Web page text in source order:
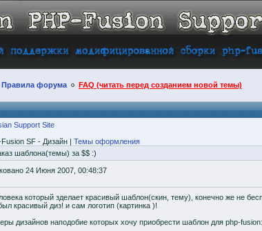
Правила форума FAQ (читать перед созданием новой темы)
Support Site
SF - Дизайн | Темы оформления
шаблона(темы) за $$ :)
24 Июня 2007, 00:48:37
который зделает красивый шаблон(скин, тему), конечно же не
красивый диз! и сам логотип (картинка )!
дизайнов наподобие которых хочу приобрести шаблон для php-